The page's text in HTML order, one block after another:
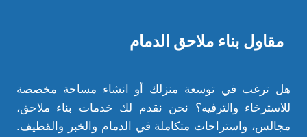
مقاول بناء ملاحق الدمام
هل ترغب في توسعة منزلك أو انشاء مساحة مخصصة
للاسترخاء والترفيه؟ نحن نقدم لك خدمات بناء ملاحق،
مجالس، واستراحات متكاملة في الدمام والخبر والقطيف.